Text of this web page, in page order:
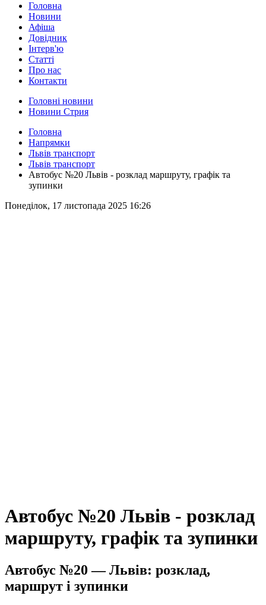
Головна
Новини
Афіша
Довідник
Інтерв'ю
Статті
Про нас
Контакти
Головні новини
Новини Стрия
Головна
Напрямки
Львів транспорт
Львів транспорт
Автобус №20 Львів - розклад маршруту, графік та
зупинки
Понеділок, 17 листопада 2025 16:26
Автобус №20 Львів - розклад
маршруту, графік та зупинки
Автобус №20 — Львів: розклад,
маршрут і зупинки